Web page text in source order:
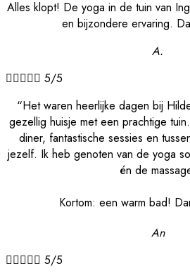
Alles klopt! De yoga in de tuin van
en bijzondere ervaring.
A.
 5/5
“Het waren heerlijke dagen bij
gezellig huisje met een prachtige
diner, fantastische sessies en
jezelf. Ik heb genoten van de yoga
én de
Kortom: een warm bad!
An
 5/5